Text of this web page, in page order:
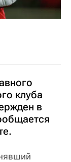
клуба
в